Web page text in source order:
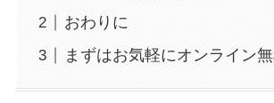
おわりに
まずはお気軽にオンライン無